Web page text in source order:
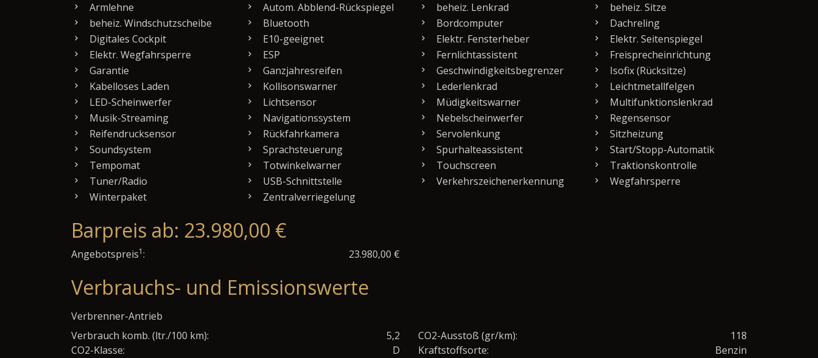
Armlehne
Autom. Abblend-Rückspiegel beheiz. Lenkrad
beheiz. Sitze
beheiz. Windschutzscheibe
Bluetooth Bordcomputer
Dachreling
Digitales Cockpit
E10-geeignet Elektr. Fensterheber
Elektr. Seitenspiegel
Elektr. Wegfahrsperre
ESP Fernlichtassistent
Freisprecheinrichtung
Garantie
Ganzjahresreifen Geschwindigkeitsbegrenzer
Isofix (Rücksitze)
Kabelloses Laden
Kollisonswarner Lederlenkrad
Leichtmetallfelgen
LED-Scheinwerfer
Lichtsensor Müdigkeitswarner
Multifunktionslenkrad
Musik-Streaming
Navigationssystem Nebelscheinwerfer
Regensensor
Reifendrucksensor
Rückfahrkamera Servolenkung
Sitzheizung
Soundsystem
Sprachsteuerung Spurhalteassistent
Start/Stopp-Automatik
Tempomat
Totwinkelwarner Touchscreen
Traktionskontrolle
Tuner/Radio
USB-Schnittstelle Verkehrszeichenerkennung
Wegfahrsperre
Winterpaket
Zentralverriegelung
Barpreis ab: 23.980,00 €
Angebotspreis1: 23.980,00 €
Verbrauchs- und Emissionswerte
Verbrenner-Antrieb
Verbrauch komb. (ltr./100 km):
5,2 CO2-Ausstoß (gr/km):
118
CO2-Klasse:
D Kraftstoffsorte: Benzin